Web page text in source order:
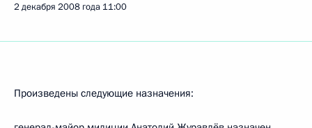
2 декабря 2008 года 11:00
Произведены следующие назначения: